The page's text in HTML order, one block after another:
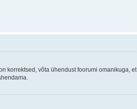
korrektsed, võta ühendust foorumi omanikuga, et